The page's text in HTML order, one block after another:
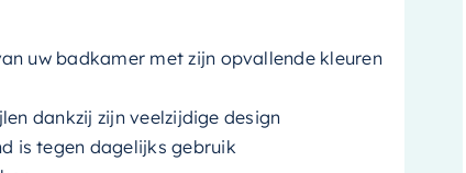
uw badkamer met zijn opvallende kleuren
dankzij zijn veelzijdige design
is tegen dagelijks gebruik